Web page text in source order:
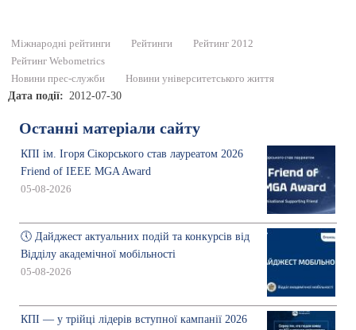
Міжнародні рейтинги Рейтинги
Рейтинг 2012
Рейтинг Webometrics
Новини прес-служби
Новини університетського життя
Дата події 2012-07-30
Останні матеріали сайту
КПІ ім. Ігоря Сікорського став лауреатом 2026
Friend of IEEE MGA Award
05-08-2026
🕔 Дайджест актуальних подій та конкурсів від
Відділу академічної мобільності
05-08-2026
КПІ — у трійці лідерів вступної кампанії 2026